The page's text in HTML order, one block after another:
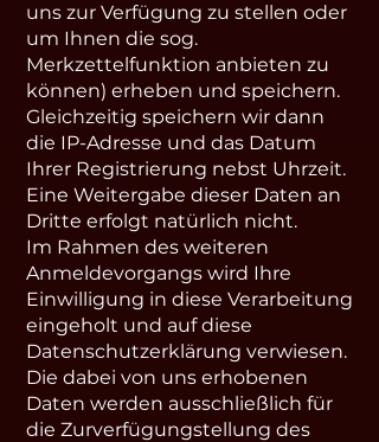
uns zur Verfügung zu stellen oder
um Ihnen die sog.
Merkzettelfunktion anbieten zu
können) erheben und speichern.
Gleichzeitig speichern wir dann
die IP-Adresse und das Datum
Ihrer Registrierung nebst Uhrzeit.
Eine Weitergabe dieser Daten an
Dritte erfolgt natürlich nicht.
Im Rahmen des weiteren
Anmeldevorgangs wird Ihre
Einwilligung in diese Verarbeitung
eingeholt und auf diese
Datenschutzerklärung verwiesen.
Die dabei von uns erhobenen
Daten werden ausschließlich für
die Zurverfügungstellung des